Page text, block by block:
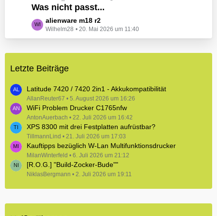
e
e
r
g
t
z
t
e
i
ä
g
e
Was nicht passt...
L
e
t
e
e
i
t
r
ä
g
e
alienware m18 r2
Wilhelm28 20. Mai 2026 um 11:40
Letzte Beiträge
Latitude 7420 / 7420 2in1 - Akkukompatibilität
AllanReuter67 5. August 2026 um 16:26
WiFi Problem Drucker C1765nfw
AntonAuerbach 22. Juli 2026 um 16:42
XPS 8300 mit drei Festplatten aufrüstbar?
TillmannLind 21. Juli 2026 um 17:03
Kauftipps bezüglich W-Lan Multifunktionsdrucker
MilanWinterfeld 6. Juli 2026 um 21:12
[R.O.G.] "Build-Zocker-Bude""
NiklasBergmann 2. Juli 2026 um 19:11